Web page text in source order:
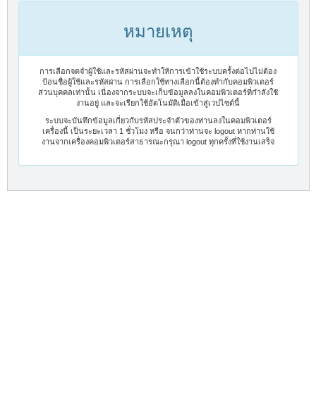
หมายเหตุ
การเลือกจดจำผู้ใช้และรหัสผ่านจะทำให้การเข้าใช้ระบบครั้งต่อไปไม่ต้อง
ป้อนชื่อผู้ใช้และรหัสผ่าน การเลือกใช้ทางเลือกนี้ต้องทำกับคอมพิวเตอร์
ส่วนบุคคลเท่านั้น เนื่องจากระบบจะเก็บข้อมูลลงในคอมพิวเตอร์ที่กำลังใช้
งานอยู่ และจะเรียกใช้อัตโนมัติเมื่อเข้าสู่เวปไซต์นี้
ระบบจะบันทึกข้อมูลเกี่ยวกับรหัสประจำตัวของท่านลงในคอมพิวเตอร์
เครื่องนี้ เป็นระยะเวลา 1 ชั่วโมง หรือ จนกว่าท่านจะ logout หากท่านใช้
งานจากเครื่องคอมพิวเตอร์สาธารณะกรุณา logout ทุกครั้งที่ใช้งานเสร็จ